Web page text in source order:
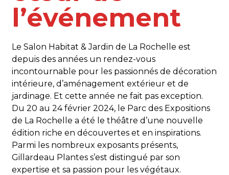
l’événement
Le Salon Habitat & Jardin de La Rochelle est
depuis des années un rendez-vous
incontournable pour les passionnés de décoration
intérieure, d’aménagement extérieur et de
jardinage. Et cette année ne fait pas exception.
Du 20 au 24 février 2024, le Parc des Expositions
de La Rochelle a été le théâtre d’une nouvelle
édition riche en découvertes et en inspirations.
Parmi les nombreux exposants présents,
Gillardeau Plantes s’est distingué par son
expertise et sa passion pour les végétaux.